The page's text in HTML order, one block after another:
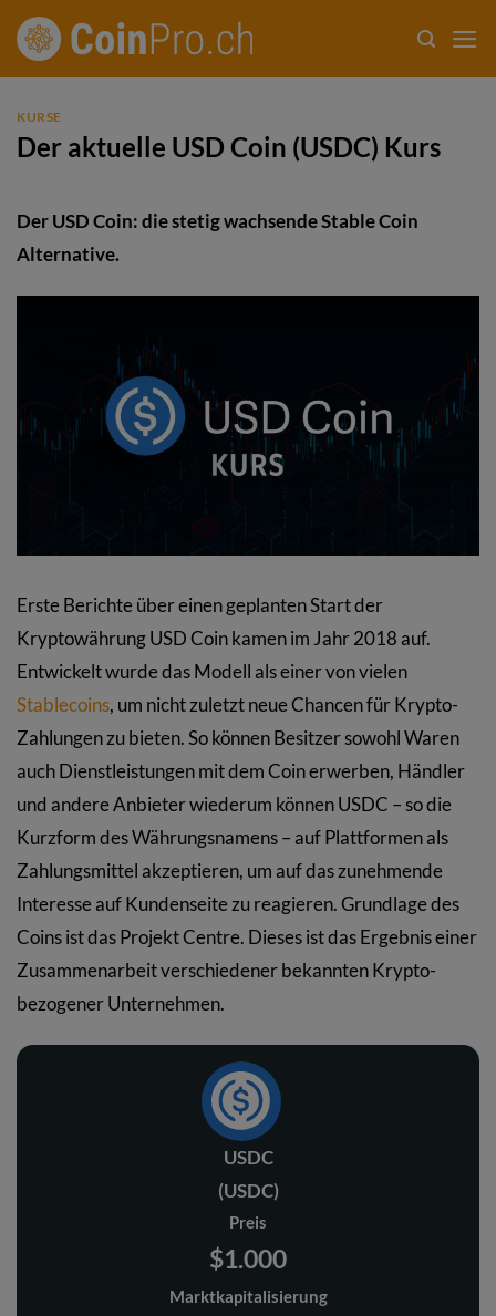
Zum
Inhalt
KURSE
Der aktuelle USD Coin (USDC) Kurs
Der USD Coin: die stetig wachsende Stable Coin
Alternative.
Erste Berichte über einen geplanten Start der
Kryptowährung USD Coin kamen im Jahr 2018 auf.
Entwickelt wurde das Modell als einer von vielen
Stablecoins, um nicht zuletzt neue Chancen für Krypto-
Zahlungen zu bieten. So können Besitzer sowohl Waren
auch Dienstleistungen mit dem Coin erwerben, Händler
und andere Anbieter wiederum können USDC – so die
Kurzform des Währungsnamens – auf Plattformen als
Zahlungsmittel akzeptieren, um auf das zunehmende
Interesse auf Kundenseite zu reagieren. Grundlage des
Coins ist das Projekt Centre. Dieses ist das Ergebnis einer
Zusammenarbeit verschiedener bekannten Krypto-
bezogener Unternehmen.
USDC
(USDC)
Preis
$1.000
Marktkapitalisierung